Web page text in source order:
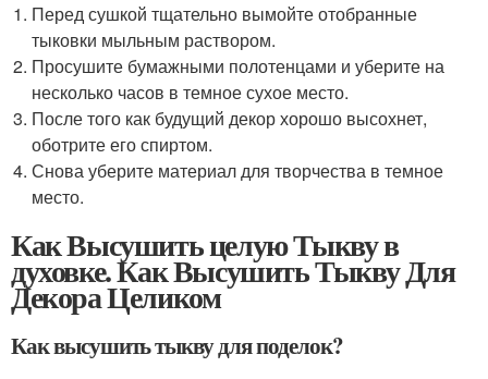
Перед сушкой тщательно вымойте отобранные
тыковки мыльным раствором.
Просушите бумажными полотенцами и уберите на
несколько часов в темное сухое место.
После того как будущий декор хорошо высохнет,
оботрите его спиртом.
Снова уберите материал для творчества в темное
место.
Как Высушить целую Тыкву в
духовке. Как Высушить Тыкву Для
Декора Целиком
Как высушить тыкву для поделок?